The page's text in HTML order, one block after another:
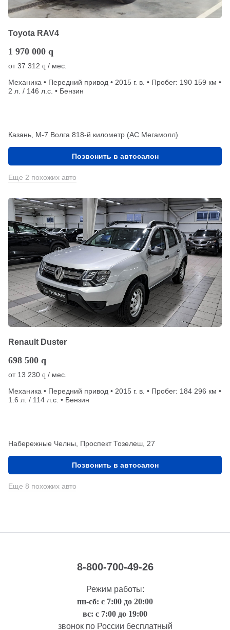
Toyota RAV4
1 970 000 q
от37 312 q / мес.
Механика • Передний привод • 2015 г. в. • Пробег: 190 159 км •
2 л. / 146 л.с. • Бензин
Казань, М-7 Волга 818-й километр (АС Мегамолл)
Позвонить в автосалон
Еще 2 похожих авто
Renault Duster
698 500 q
от 13 230 q / мес.
Механика • Передний привод • 2015 г. в. • Пробег: 184 296 км •
1.6 л. / 114 л.с. • Бензин
Набережные Челны, Проспект Тозелеш, 27
Позвонить в автосалон
Еще 8 похожих авто
8-800-700-49-26
Режим работы:
пн-сб: с 7:00 до 20:00
вс: с 7:00 до 19:00
звонок по России бесплатный